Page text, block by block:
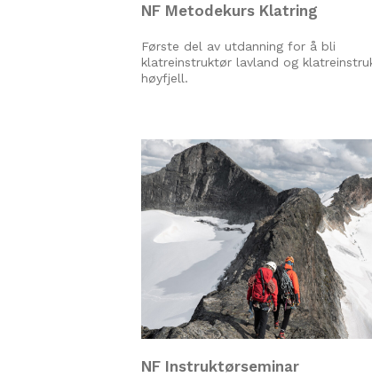
NF Metodekurs Klatring
Første del av utdanning for å bli
klatreinstruktør lavland og
høyfjell.
NF Instruktørseminar